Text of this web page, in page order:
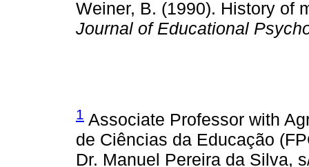
Weiner, B. (1990). History of
Journal of Educational
1 Associate Professor with
de Ciências da Educa­ção
Dr. Manuel Pereira da Silva,